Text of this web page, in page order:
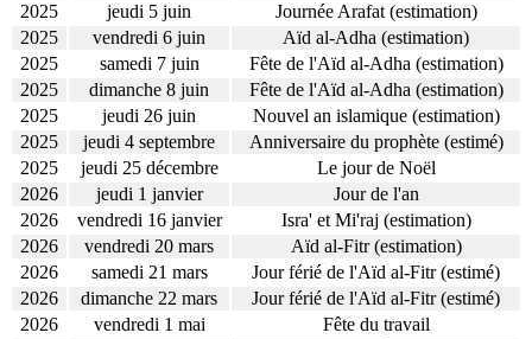
2025
jeudi 5 juin
Journée Arafat (estimation)
2025
vendredi 6 juin
Aïd al-Adha (estimation)
2025
samedi 7 juin
Fête de l'Aïd al-Adha (estimation)
2025
dimanche 8 juin
Fête de l'Aïd al-Adha (estimation)
2025
jeudi 26 juin
Nouvel an islamique (estimation)
2025
jeudi 4 septembre
Anniversaire du prophète (estimé)
2025
jeudi 25 décembre
Le jour de Noël
2026
jeudi 1 janvier
Jour de l'an
2026
vendredi 16 janvier
Isra' et Mi'raj (estimation)
2026
vendredi 20 mars
Aïd al-Fitr (estimation)
2026
samedi 21 mars
Jour férié de l'Aïd al-Fitr (estimé)
2026
dimanche 22 mars
Jour férié de l'Aïd al-Fitr (estimé)
2026
vendredi 1 mai
Fête du travail